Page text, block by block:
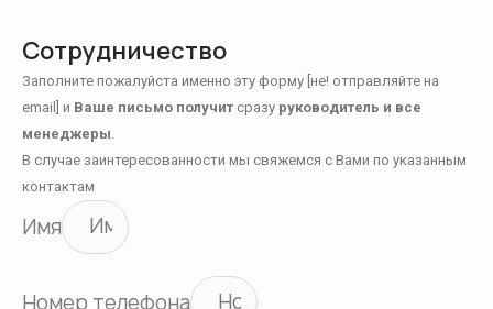
Сотрудничество
Заполните пожалуйста именно эту форму [не! отправляйте на
email] и Ваше письмо получит сразу руководитель и все
менеджеры
В случае заинтересованности мы свяжемся с Вами по указанным
контактам
Имя
Номер телефона